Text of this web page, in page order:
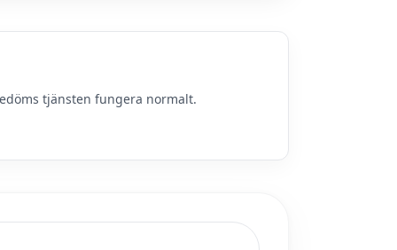
tjänsten fungera normalt.